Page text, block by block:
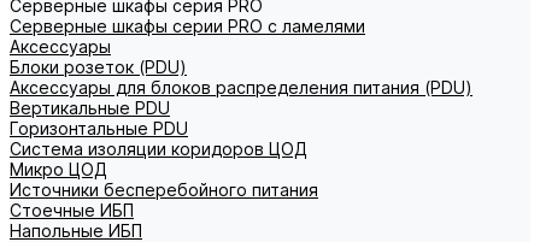
Серверные шкафы серия PRO
Серверные шкафы серии PRO с ламелями
Аксессуары
Блоки розеток (PDU)
Аксессуары для блоков распределения питания (PDU)
Вертикальные PDU
Горизонтальные PDU
Система изоляции коридоров ЦОД
Микро ЦОД
Источники бесперебойного питания
Стоечные ИБП
Напольные ИБП